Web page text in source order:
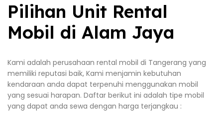
Pilihan Unit Rental
Mobil di Alam Jaya
Kami adalah perusahaan rental mobil di Tangerang yang
memiliki reputasi baik, Kami menjamin kebutuhan
kendaraan anda dapat terpenuhi menggunakan mobil
yang sesuai harapan. Daftar berikut ini adalah tipe mobil
yang dapat anda sewa dengan harga terjangkau :